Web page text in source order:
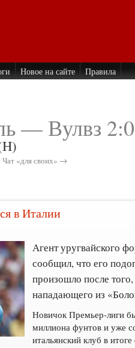
Новое на сайте Правила
— Вулвз 2:0
Чат «для своих» →
в Италии
Агент уругвайского
сообщил, что его
произошло после
нападающего из
Новичок Премьер-лиги
миллиона фунтов и уже
итальянский клуб в